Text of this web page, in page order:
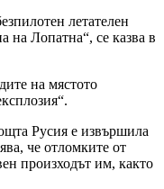
летателен
на Лопатна“, се казва в
на мястото
Русия е извършила
че отломките от
произходът им, както